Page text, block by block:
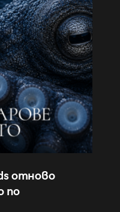
отново
по